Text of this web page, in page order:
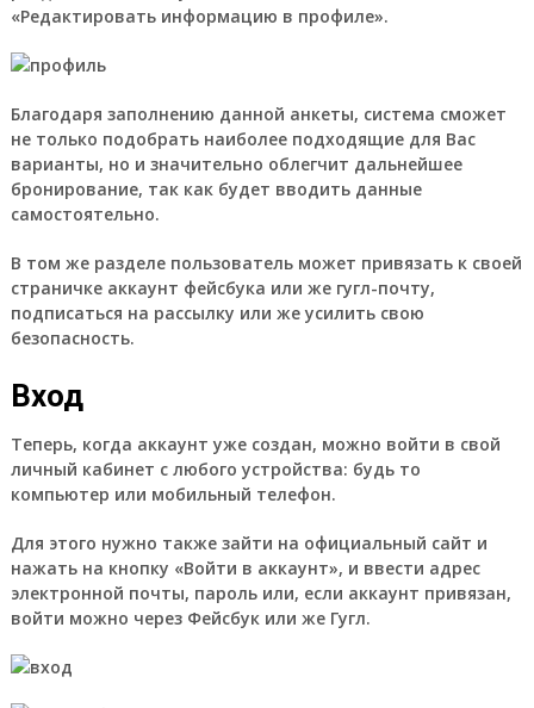
«Редактировать информацию в профиле».
Благодаря заполнению данной анкеты, система сможет
не только подобрать наиболее подходящие для Вас
варианты, но и значительно облегчит дальнейшее
бронирование, так как будет вводить данные
самостоятельно.
В том же разделе пользователь может привязать к своей
страничке аккаунт фейсбука или же гугл-почту,
подписаться на рассылку или же усилить свою
безопасность.
Вход
Теперь, когда аккаунт уже создан, можно войти в свой
личный кабинет с любого устройства: будь то
компьютер или мобильный телефон.
Для этого нужно также зайти на официальный сайт и
нажать на кнопку «Войти в аккаунт», и ввести адрес
электронной почты, пароль или, если аккаунт привязан,
войти можно через Фейсбук или же Гугл.